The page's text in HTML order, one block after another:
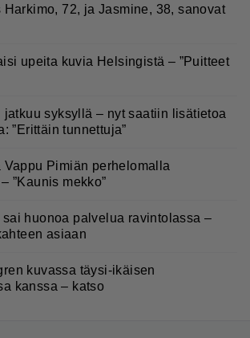
72, ja Jasmine, 38, sanovat
upeita kuvia Helsingistä – ”Puitteet
jatkuu syksyllä – nyt saatiin lisätietoa
”Erittäin tunnettuja”
Vappu Pimiän perhelomalla
”Kaunis mekko”
huonoa palvelua ravintolassa –
asiaan
kuvassa täysi-ikäisen
kanssa – katso